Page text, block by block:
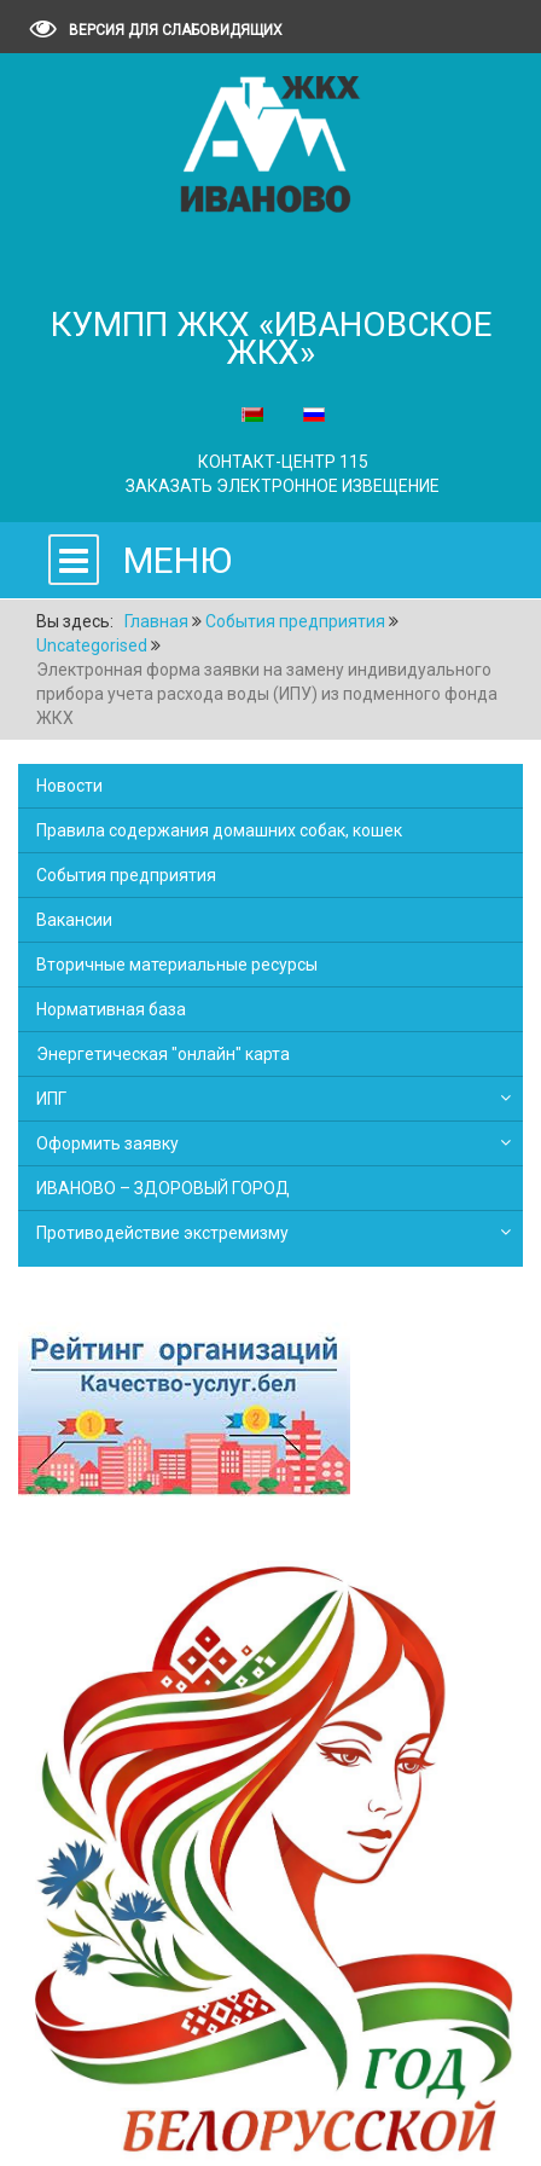
ВЕРСИЯ ДЛЯ СЛАБОВИДЯЩИХ
КУМПП ЖКХ «ИВАНОВСКОЕ
ЖКХ»
КОНТАКТ-ЦЕНТР 115
ЗАКАЗАТЬ ЭЛЕКТРОННОЕ ИЗВЕЩЕНИЕ
МЕНЮ
Вы здесь: Главная
События предприятия
Uncategorised
Электронная форма заявки на замену индивидуального
прибора учета расхода воды (ИПУ) из подменного фонда
ЖКХ
Новости
Правила содержания домашних собак, кошек
События предприятия
Вакансии
Вторичные материальные ресурсы
Нормативная база
Энергетическая "онлайн" карта
ИПГ
Оформить заявку
ИВАНОВО – ЗДОРОВЫЙ ГОРОД
Противодействие экстремизму